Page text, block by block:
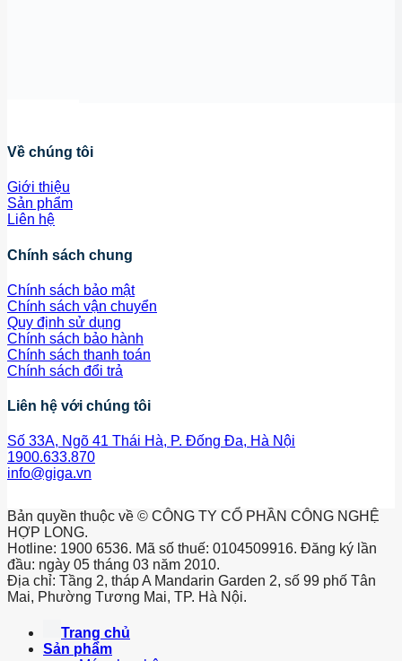
Về chúng tôi
Giới thiệu
Sản phẩm
Liên hệ
Chính sách chung
Chính sách bảo mật
Chính sách vận chuyển
Quy định sử dụng
Chính sách bảo hành
Chính sách thanh toán
Chính sách đổi trả
Liên hệ với chúng tôi
Số 33A, Ngõ 41 Thái Hà, P. Đống Đa, Hà Nội
1900.633.870
info@giga.vn
Bản quyền thuộc về © CÔNG TY CỔ PHẦN CÔNG NGHỆ
HỢP LONG.
Hotline: 1900 6536. Mã số thuế: 0104509916. Đăng ký lần
đầu: ngày 05 tháng 03 năm 2010.
Địa chỉ: Tầng 2, tháp A Mandarin Garden 2, số 99 phố Tân
Mai, Phường Tương Mai, TP. Hà Nội.
Trang chủ
Sản phẩm